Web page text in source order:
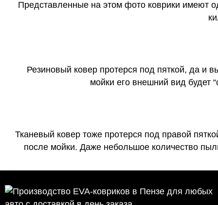
Представленные на этом фото коврики имеют
Резиновый ковер протерся под пяткой, да и
мойки его внешний вид будет
Тканевый ковер тоже протерся под правой
после мойки. Даже небольшое количество